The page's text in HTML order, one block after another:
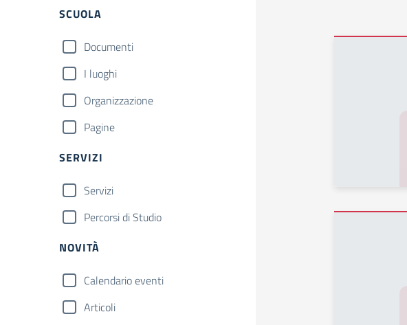
Filtri
SCUOLA
Documenti
I luoghi
Organizzazione
Pagine
SERVIZI
Servizi
Percorsi di Studio
NOVITÀ
Calendario eventi
Articoli